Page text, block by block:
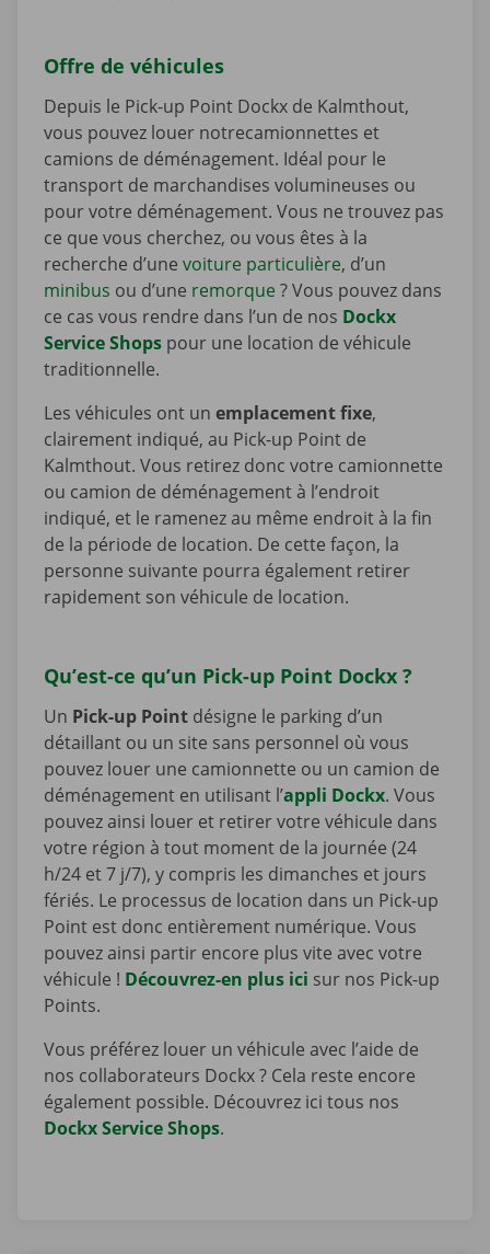
Offre de véhicules
Depuis le Pick-up Point Dockx de Kalmthout,
vous pouvez louer notrecamionnettes et
camions de déménagement. Idéal pour le
transport de marchandises volumineuses ou
pour votre déménagement. Vous ne trouvez pas
ce que vous cherchez, ou vous êtes à la
recherche d’une voiture particulière, d’un
minibus ou d’une remorque ? Vous pouvez dans
ce cas vous rendre dans l’un de nos Dockx
Service Shops pour une location de véhicule
traditionnelle.
Les véhicules ont un emplacement fixe,
clairement indiqué, au Pick-up Point de
Kalmthout. Vous retirez donc votre camionnette
ou camion de déménagement à l’endroit
indiqué, et le ramenez au même endroit à la fin
de la période de location. De cette façon, la
personne suivante pourra également retirer
rapidement son véhicule de location.
Qu’est-ce qu’un Pick-up Point Dockx ?
Un Pick-up Point désigne le parking d’un
détaillant ou un site sans personnel où vous
pouvez louer une camionnette ou un camion de
déménagement en utilisant l’appli Dockx. Vous
pouvez ainsi louer et retirer votre véhicule dans
votre région à tout moment de la journée (24
h/24 et 7 j/7), y compris les dimanches et jours
fériés. Le processus de location dans un Pick-up
Point est donc entièrement numérique. Vous
pouvez ainsi partir encore plus vite avec votre
véhicule ! Découvrez-en plus ici sur nos Pick-up
Points.
Vous préférez louer un véhicule avec l’aide de
nos collaborateurs Dockx ? Cela reste encore
également possible. Découvrez ici tous nos
Dockx Service Shops.